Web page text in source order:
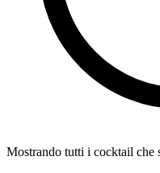
Mostrando tutti i cocktail che